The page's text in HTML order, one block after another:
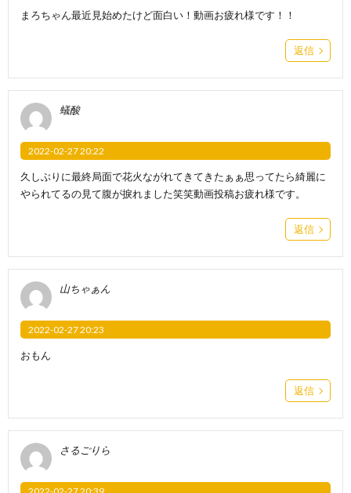
まろちゃん最近見始めたけど面白い！動画お疲れ様です！！
返信
蟻酸
2022-02-27 20:22
久しぶりに最終局面で花火ながれてきてきたぁぁ思ってたら綺麗に
やられてるの見て腹が捩れました笑笑動画投稿お疲れ様です。
返信
山ちゃぁん
2022-02-27 20:23
おもん
返信
さるごりら